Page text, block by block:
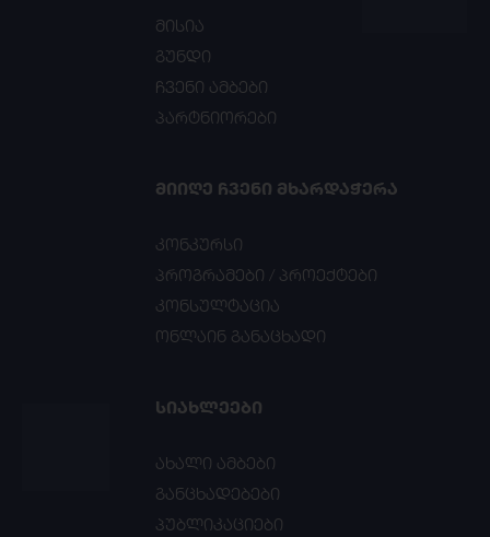
მისია
გუნდი
ჩვენი ამბები
პარტნიორები
ᲛᲘᲘᲦᲔ ᲩᲕᲔᲜᲘ ᲛᲮᲐᲠᲓᲐᲭᲔᲠᲐ
კონკურსი
პროგრამები / პროექტები
კონსულტაცია
ონლაინ განაცხადი
ᲡᲘᲐᲮᲚᲔᲔᲑᲘ
ახალი ამბები
განცხადებები
პუბლიკაციები